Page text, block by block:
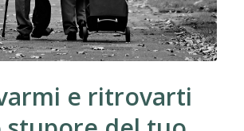
e ritrovarti